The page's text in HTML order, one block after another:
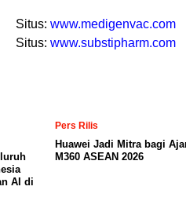
Situs: www.medigenvac.com
Situs: www.substipharm.com
AI di
Pers Rilis
Huawei Jadi Mitra bagi
M360 ASEAN 2026